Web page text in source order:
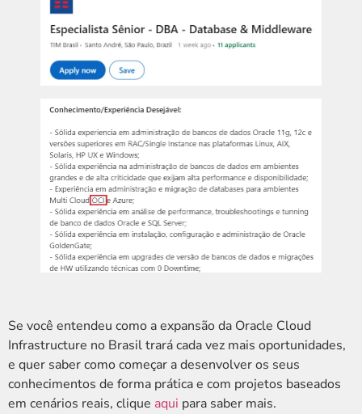
Se você entendeu como a expansão da Oracle Cloud
Infrastructure no Brasil trará cada vez mais oportunidades,
e quer saber como começar a desenvolver os seus
conhecimentos de forma prática e com projetos baseados
em cenários reais, clique aqui para saber mais.